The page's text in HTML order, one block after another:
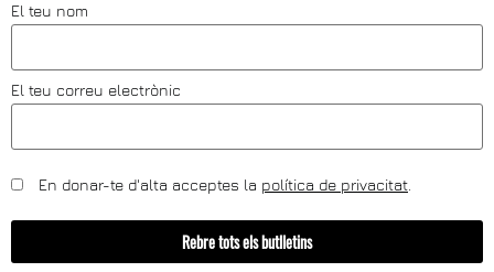
El teu nom
El teu correu electrònic
En donar-te d'alta acceptes la política de privacitat
Rebre tots els butlletins